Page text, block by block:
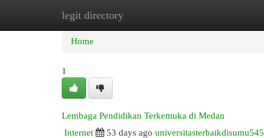
legit directory
Home New Site Listings
Home
1
Lembaga Pendidikan Terkemuka di Medan
Internet
53 days ago